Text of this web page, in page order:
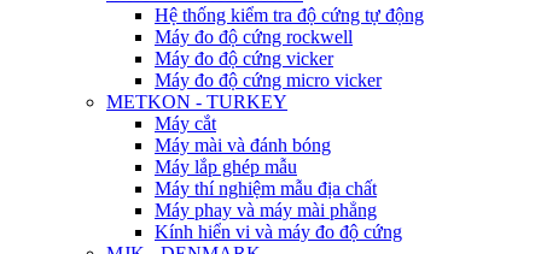
Hệ thống kiểm tra độ cứng tự động
Máy đo độ cứng rockwell
Máy đo độ cứng vicker
Máy đo độ cứng micro vicker
METKON - TURKEY
Máy cắt
Máy mài và đánh bóng
Máy lắp ghép mẫu
Máy thí nghiệm mẫu địa chất
Máy phay và máy mài phẳng
Kính hiển vi và máy đo độ cứng